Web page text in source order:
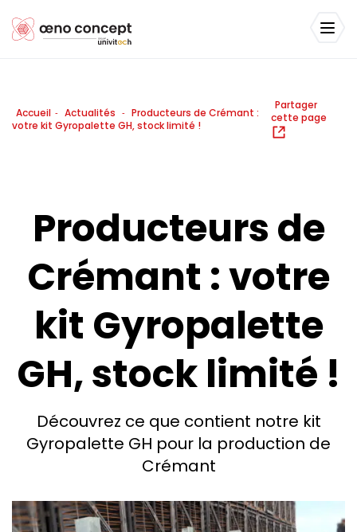
Accueil - Actualités -
Producteurs de Crémant :
votre kit Gyropalette GH, stock limité !
Partager
cette page
Producteurs de
Crémant : votre
kit Gyropalette
GH, stock limité !
Découvrez ce que contient notre kit
Gyropalette GH pour la production de
Crémant